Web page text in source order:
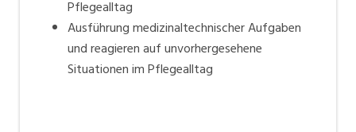
Pflegealltag
Ausführung medizinaltechnischer Aufgaben
und reagieren auf unvorhergesehene
Situationen im Pflegealltag